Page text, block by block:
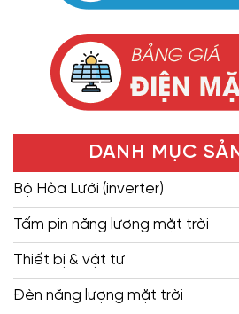
DANH MỤC
Bộ Hòa Lưới (inverter)
Tấm pin năng lượng mặt trời
Thiết bị & vật tư
Đèn năng lượng mặt trời